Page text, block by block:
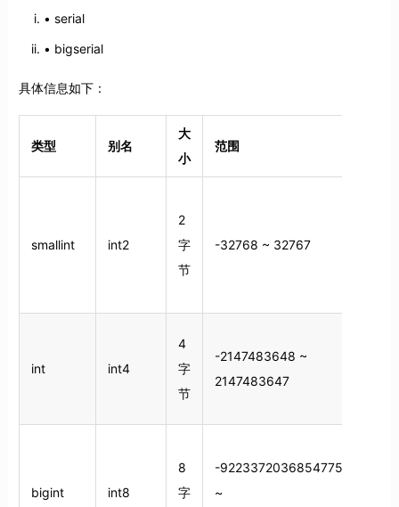
serial
bigserial
具体信息如下：
类型 别名
大
小
范围
smallint int2
2
字
节
-32768 ~ 32767
int int4
4
字
节
-2147483648 ~
2147483647
bigint int8
8
字
-9223372036854775808
~